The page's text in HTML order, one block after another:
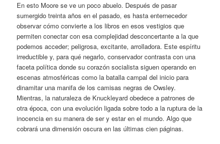
En esto Moore se ve un poco abuelo. Después de pasar
sumergido treinta años en el pasado, es hasta enternecedor
observar cómo convierte a los libros en esos vestigios que
permiten conectar con esa complejidad desconcertante a la que
podemos acceder; peligrosa, excitante, arrolladora. Este espíritu
irreductible y, para qué negarlo, conservador contrasta con una
faceta política donde su corazón socialista siguen operando en
escenas atmosféricas como la batalla campal del inicio para
dinamitar una manifa de los camisas negras de Owsley.
Mientras, la naturaleza de Knuckleyard obedece a patrones de
otra época, con una evolución ligada sobre todo a la ruptura de la
inocencia en su manera de ser y estar en el mundo. Algo que
cobrará una dimensión oscura en las últimas cien páginas.